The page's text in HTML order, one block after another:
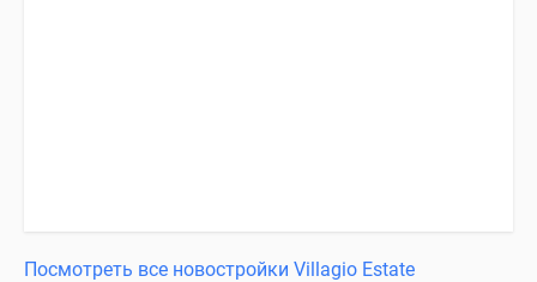
Посмотреть все новостройки Villagio Estate